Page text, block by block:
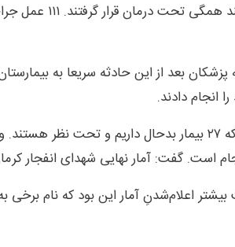
بعد از این حادثه سریعا به
را انجام دادند.
وی با بیان اینکه ۲۷ بیمار بدحال داریم و تحت
گفت: ‌آمار نهایی شهدای انفجار کرمان ۹۵ شهید و ۲۱۱ مجروح
اعلام‌شدنِ آمار این بود که نام برخی به اشتباه ۲ بار